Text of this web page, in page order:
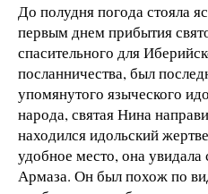
До полудня погода стояла
первым днем прибытия
спасительного для
посланничества, был
упомянутого языческого
народа, святая Нина
находился идольский
удобное место, она увидала
Армаза. Он был похож по